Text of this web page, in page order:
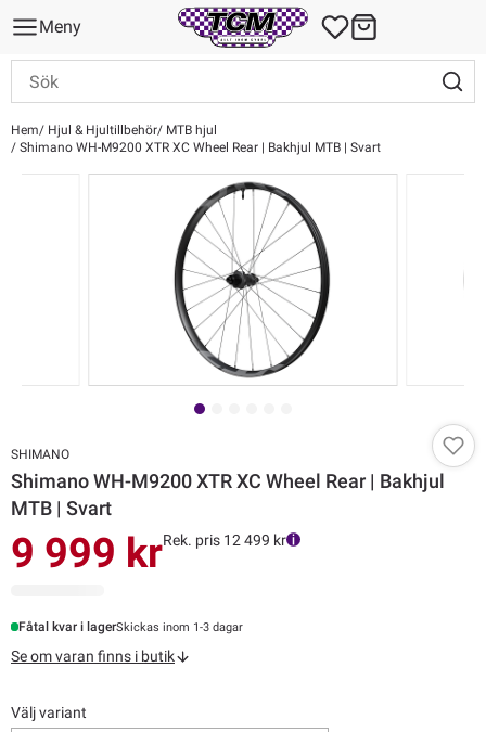
Meny
Hem Hjul & Hjultillbehör
MTB hjul
Shimano WH-M9200 XTR XC Wheel Rear | Bakhjul MTB | Svart
SHIMANO
Shimano WH-M9200 XTR XC Wheel Rear | Bakhjul
MTB | Svart
9 999 krRek. pris 12 499 kr
Fåtal kvar i lagerSkickas inom 1-3 dagar
Se om varan finns i butik
Välj variant